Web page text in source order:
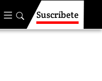
Suscríbete